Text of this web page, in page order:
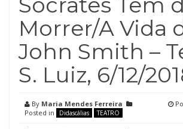
Morrer/A Vida
John Smith –
S. Luiz, 6/12/
By Maria Mendes Ferreira
Posted in
Didascálias TEATRO